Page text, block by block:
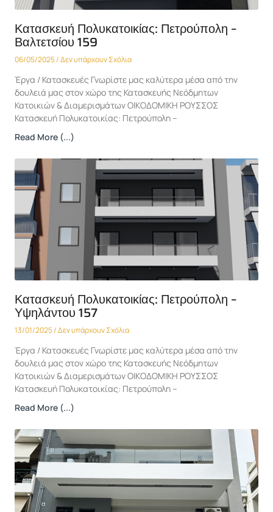
Κατασκευή Πολυκατοικίας: Πετρούπολη –
Βαλτετσίου 159
06/05/2025 Δεν υπάρχουν Σχόλια
Έργα / Κατασκευές Γνωρίστε μας καλύτερα μέσα από την
δουλειά μας στον χώρο της Κατασκευής Νεόδμητων
Κατοικιών & Διαμερισμάτων ΟΙΚΟΔΟΜΙΚΗ ΡΟΥΣΣΟΣ
Κατασκευή Πολυκατοικίας: Πετρούπολη –
Read More (...)
Κατασκευή Πολυκατοικίας: Πετρούπολη –
Υψηλάντου 157
13/01/2025 Δεν υπάρχουν Σχόλια
Έργα / Κατασκευές Γνωρίστε μας καλύτερα μέσα από την
δουλειά μας στον χώρο της Κατασκευής Νεόδμητων
Κατοικιών & Διαμερισμάτων ΟΙΚΟΔΟΜΙΚΗ ΡΟΥΣΣΟΣ
Κατασκευή Πολυκατοικίας: Πετρούπολη –
Read More (...)